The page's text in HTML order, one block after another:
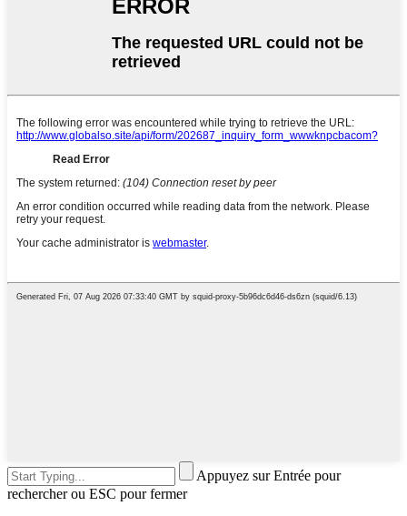
Appuyez sur Entrée pour
rechercher ou ESC pour fermer